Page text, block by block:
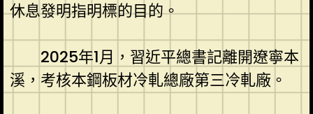
休息發明指明標的目的。
2025年1月，習近平總書記離開遼寧本
溪，考核本鋼板材冷軋總廠第三冷軋廠。